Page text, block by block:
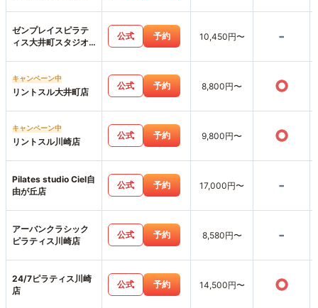
ゼンプレイスピラテ
ィス大井町スタジオ
公式 予約 10,450円〜 -
キャンペーン中
リントスル大井町店
公式 予約 8,800円〜 ○
キャンペーン中
リントスル川崎店
公式 予約 9,800円〜 ○
Pilates studio Ciel自
由が丘店
公式 予約 17,000円〜 -
アーバンクラシック
ピラティス川崎店
公式 予約 8,580円〜 -
24/7ピラティス川崎
店
公式 予約 14,500円〜 ○